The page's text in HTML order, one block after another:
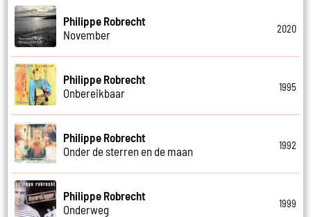
Philippe Robrecht
November
2020
Philippe Robrecht
Onbereikbaar
1995
Philippe Robrecht
Onder de sterren en de maan
1992
Philippe Robrecht
Onderweg
1999